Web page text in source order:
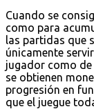
Cuando se
como para
las partidas que
únicamente
jugador como
se obtienen
progresión en
que el juegue